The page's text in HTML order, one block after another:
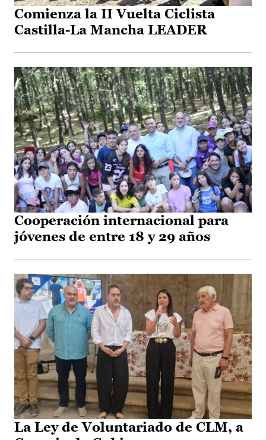
Comienza la II Vuelta Ciclista
Castilla-La Mancha LEADER
Cooperación internacional para
jóvenes de entre 18 y 29 años
La Ley de Voluntariado de CLM, a